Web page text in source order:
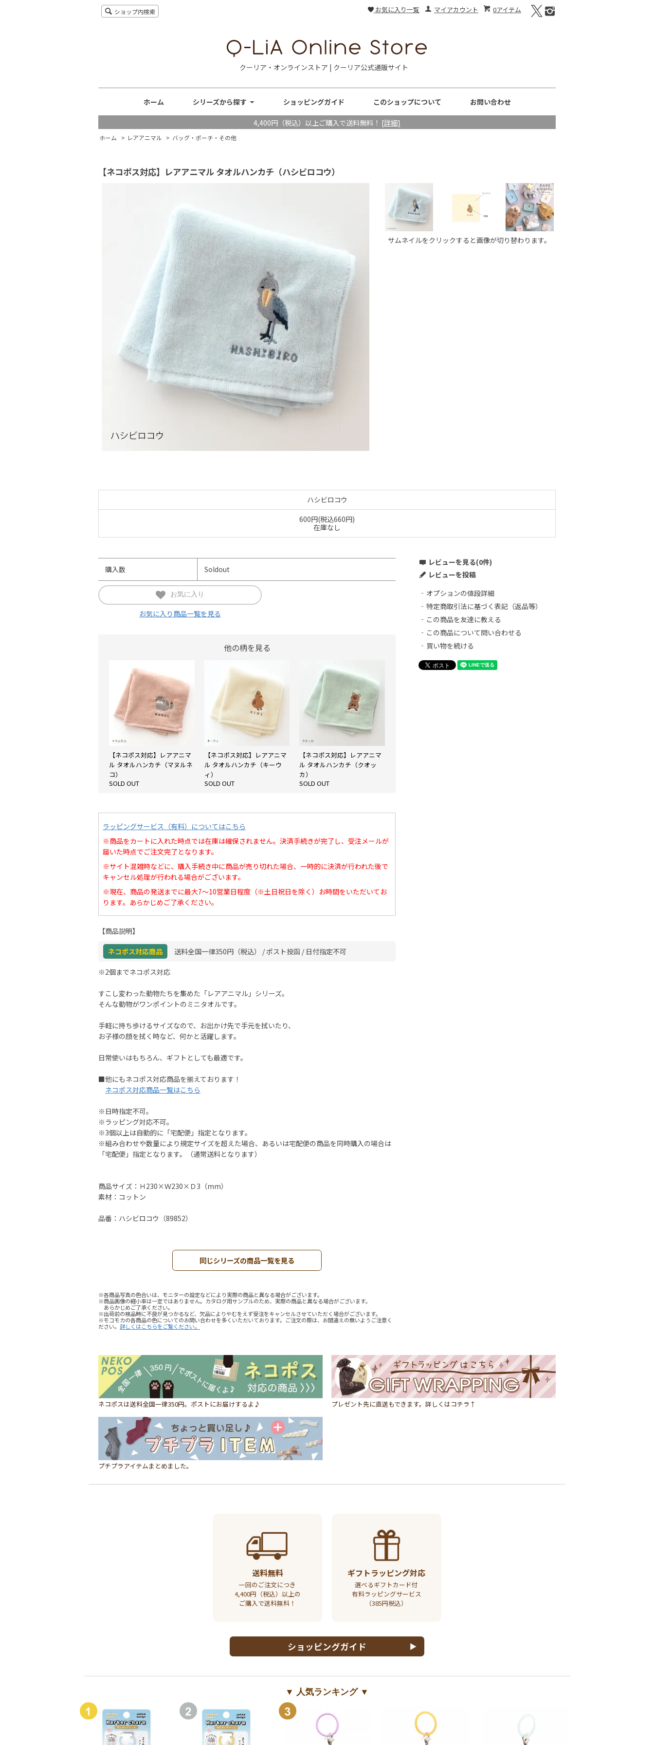
0アイテム
マイアカウント
お気に入り一覧
ショップ内検索
クーリア・オンラインストア | クーリア公式通販サイト
ホーム シリーズから探す ショッピングガイド このショップについて お問い合わせ
4,400円（税込）以上ご購入で送料無料！ [詳細]
ホーム > レアアニマル > バッグ・ポーチ・その他
【ネコポス対応】レアアニマル タオルハンカチ（ハシビロコウ）
サムネイルをクリックすると画像が切り替わります。
ハシビロコウ
600円(税込660円)
在庫なし
購入数 Soldout
お気に入り
お気に入り商品一覧を見る
他の柄を見る
【ネコポス対応】レアアニマ
ル タオルハンカチ（マヌルネ
コ）
SOLD OUT
【ネコポス対応】レアアニマ
ル タオルハンカチ（キーウ
ィ）
SOLD OUT
【ネコポス対応】レアアニマ
ル タオルハンカチ（クオッ
カ）
SOLD OUT
ラッピングサービス（有料）についてはこちら
※商品をカートに入れた時点では在庫は確保されません。決済手続きが完了し、受注メールが
届いた時点でご注文完了となります。
※サイト混雑時などに、購入手続き中に商品が売り切れた場合、一時的に決済が行われた後で
キャンセル処理が行われる場合がございます。
※現在、商品の発送までに最大7～10営業日程度（※土日祝日を除く）お時間をいただいてお
ります。あらかじめご了承ください。
【商品説明】
ネコポス対応商品 送料全国一律350円（税込） / ポスト投函 / 日付指定不可
※2個までネコポス対応
すこし変わった動物たちを集めた「レアアニマル」シリーズ。
そんな動物がワンポイントのミニタオルです。
手軽に持ち歩けるサイズなので、お出かけ先で手元を拭いたり、
お子様の顔を拭く時など、何かと活躍します。
日常使いはもちろん、ギフトとしても最適です。
■他にもネコポス対応商品を揃えております！
ネコポス対応商品一覧はこちら
※日時指定不可。
※ラッピング対応不可。
※3個以上は自動的に「宅配便」指定となります。
※組み合わせや数量により規定サイズを超えた場合、あるいは宅配便の商品を同時購入の場合は
「宅配便」指定となります。（通常送料となります）
商品サイズ：Ｈ230×Ｗ230×Ｄ3（mm）
素材：コットン
品番：ハシビロコウ（89852）
同じシリーズの商品一覧を見る
※各商品写真の色合いは、モニターの設定などにより実際の商品と異なる場合がございます。
※商品画像の縮小率は一定ではありません。カタログ用サンプルのため、実際の商品と異なる場合がございます。
あらかじめご了承ください。
※出荷前の検品時に不良が見つかるなど、欠品によりやむをえず受注をキャンセルさせていただく場合がございます。
※モコモカの各商品の色についてのお問い合わせを多くいただいております。ご注文の際は、お間違えの無いようご注意く
ださい。 詳しくはこちらをご覧ください。
レビューを見る(0件)
レビューを投稿
オプションの値段詳細
特定商取引法に基づく表記（返品等）
この商品を友達に教える
この商品について問い合わせる
買い物を続ける
ネコポスは送料全国一律350円。ポストにお届けするよ♪ プレゼント先に直送もできます。詳しくはコチラ↑
プチプラアイテムまとめました。
送料無料
一回のご注文につき
4,400円（税込）以上の
ご購入で送料無料！
ギフトラッピング対応
選べるギフトカード付
有料ラッピングサービス
（385円税込）
ショッピングガイド
▼ 人気ランキング ▼